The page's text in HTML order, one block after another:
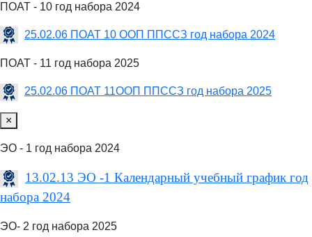
ПОАТ - 10 год набора 2024
25.02.06 ПОАТ 10 ООП ППССЗ год набора 2024
ПОАТ - 11 год набора 2025
25.02.06 ПОАТ 11ООП ППССЗ год набора 2025
×
ЭО - 1 год набора 2024
13.02.13 ЭО -1 Календарный учебный график год
набора 2024
ЭО- 2 год набора 2025